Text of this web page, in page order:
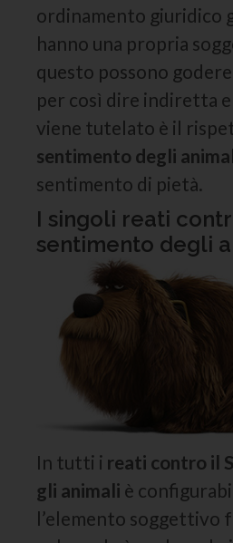
ordinamento giuridico
hanno una propria
questo possono
per così dire indiretta
viene tutelato è il
sentimento degli
sentimento di pietà.
I singoli reati
sentimento degli
In tutti i reati contro il
gli animali è
l’elemento soggettivo